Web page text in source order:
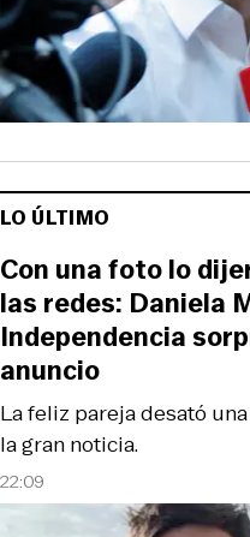
LO ÚLTIMO
22:09
La feliz pareja desató
la gran noticia.
Con una foto lo
las redes: Daniela
Independencia
anuncio